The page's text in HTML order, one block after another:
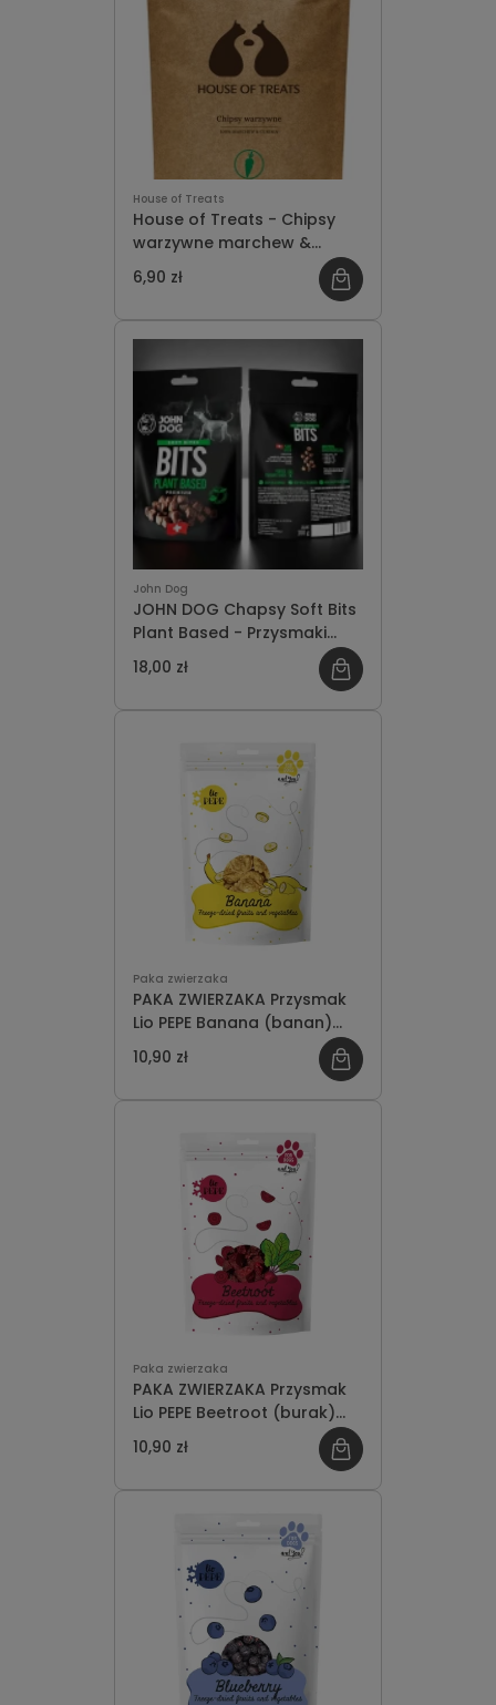
House of Treats
House of Treats - Chipsy
warzywne marchew &
cukinia 40g
6,90 zł
John Dog
JOHN DOG Chapsy Soft Bits
Plant Based - Przysmaki
Treningowe na bazie Białka
Roślinnego 100g
18,00 zł
Paka zwierzaka
PAKA ZWIERZAKA Przysmak
Lio PEPE Banana (banan)
30g
10,90 zł
Paka zwierzaka
PAKA ZWIERZAKA Przysmak
Lio PEPE Beetroot (burak)
25g
10,90 zł